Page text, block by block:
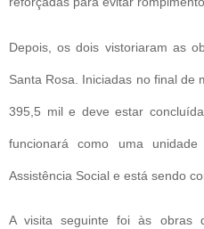
Depois, os dois vistoriaram as
Santa Rosa. Iniciadas no final de
395,5 mil e deve estar
funcionará como uma
Assistência Social e está sendo
A visita seguinte foi às obras